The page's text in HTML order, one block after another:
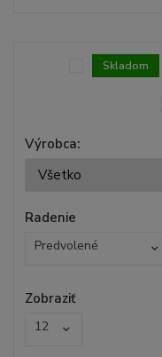
Výrobca:
Skladom
Radenie
Predvolené
Zobraziť
12